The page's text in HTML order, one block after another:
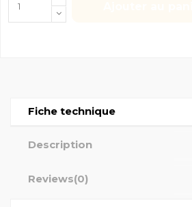
Fiche technique
Description
Reviews(0)